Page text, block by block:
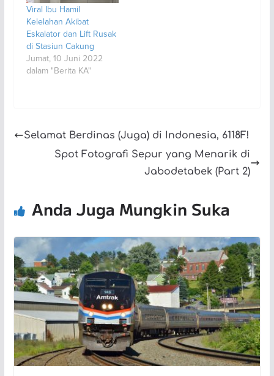
Viral Ibu Hamil
Kelelahan Akibat
Eskalator dan Lift Rusak
di Stasiun Cakung
Jumat, 10 Juni 2022
dalam "Berita KA"
Selamat Berdinas (Juga) di Indonesia, 6118F!
Spot Fotografi Sepur yang Menarik di
Jabodetabek (Part 2)
Anda Juga Mungkin Suka